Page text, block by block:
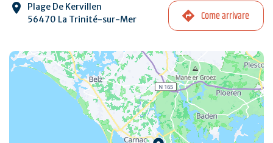
Plage De Kervillen
56470 La Trinité-sur-Mer
Come arrivare